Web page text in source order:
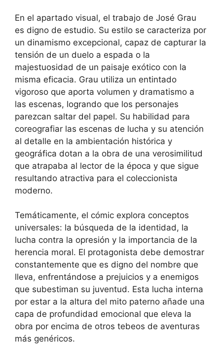
En el apartado visual, el trabajo de José Grau
es digno de estudio. Su estilo se caracteriza por
un dinamismo excepcional, capaz de capturar la
tensión de un duelo a espada o la
majestuosidad de un paisaje exótico con la
misma eficacia. Grau utiliza un entintado
vigoroso que aporta volumen y dramatismo a
las escenas, logrando que los personajes
parezcan saltar del papel. Su habilidad para
coreografiar las escenas de lucha y su atención
al detalle en la ambientación histórica y
geográfica dotan a la obra de una verosimilitud
que atrapaba al lector de la época y que sigue
resultando atractiva para el coleccionista
moderno.
Temáticamente, el cómic explora conceptos
universales: la búsqueda de la identidad, la
lucha contra la opresión y la importancia de la
herencia moral. El protagonista debe demostrar
constantemente que es digno del nombre que
lleva, enfrentándose a prejuicios y a enemigos
que subestiman su juventud. Esta lucha interna
por estar a la altura del mito paterno añade una
capa de profundidad emocional que eleva la
obra por encima de otros tebeos de aventuras
más genéricos.